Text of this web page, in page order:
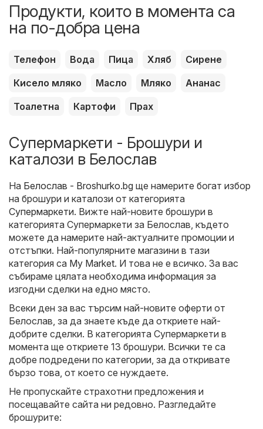
Продукти, които в момента са
на по-добра цена
Телефон Вода Пица Хляб
Сирене
Кисело мляко
Масло Мляко
Ананас
Тоалетна
Картофи Прах
Супермаркети - Брошури и
каталози в Белослав
На Белослав - Broshurko.bg ще намерите богат избор
на брошури и каталози от категорията
Супермаркети. Вижте най-новите брошури в
категорията Супермаркети за Белослав, където
можете да намерите най-актуалните промоции и
отстъпки. Най-популярните магазини в тази
категория са My Market. И това не е всичко. За вас
събираме цялата необходима информация за
изгодни сделки на едно място.
Всеки ден за вас търсим най-новите оферти от
Белослав, за да знаете къде да откриете най-
добрите сделки. В категорията Супермаркети в
момента ще откриете 13 брошури. Всички те са
добре подредени по категории, за да откривате
бързо това, от което се нуждаете.
Не пропускайте страхотни предложения и
посещавайте сайта ни редовно. Разгледайте
брошурите: